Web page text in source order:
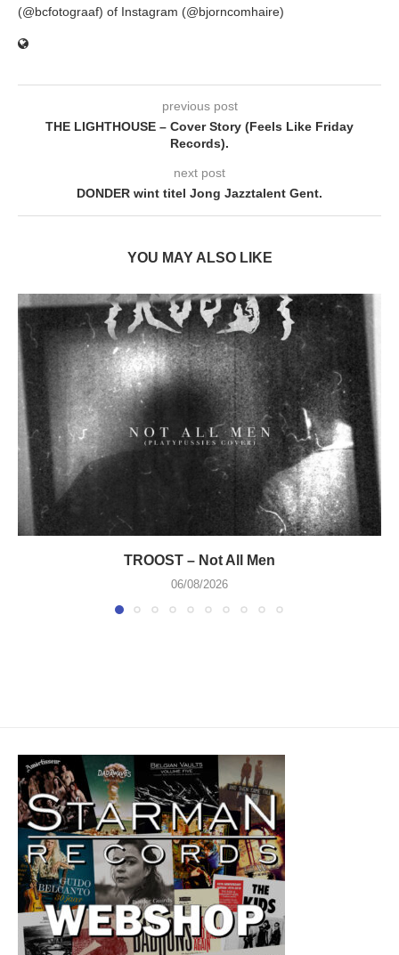
(@bcfotograaf) of Instagram (@bjorncomhaire)
previous post
THE LIGHTHOUSE – Cover Story (Feels Like Friday
Records).
next post
DONDER wint titel Jong Jazztalent Gent.
YOU MAY ALSO LIKE
TROOST – Not All Men
06/08/2026